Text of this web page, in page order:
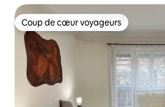
Coup de cœur voyageurs
Coup de cœur voyageurs